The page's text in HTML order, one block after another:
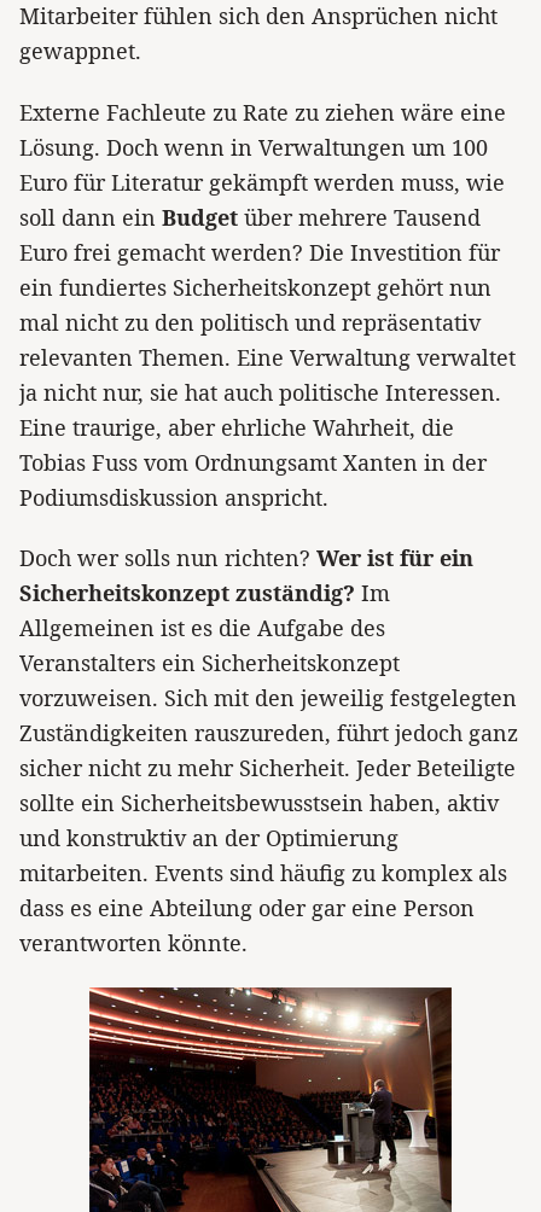
Mitarbeiter fühlen sich den Ansprüchen nicht
gewappnet.
Externe Fachleute zu Rate zu ziehen wäre eine
Lösung. Doch wenn in Verwaltungen um 100
Euro für Literatur gekämpft werden muss, wie
soll dann ein Budget über mehrere Tausend
Euro frei gemacht werden? Die Investition für
ein fundiertes Sicherheitskonzept gehört nun
mal nicht zu den politisch und repräsentativ
relevanten Themen. Eine Verwaltung verwaltet
ja nicht nur, sie hat auch politische Interessen.
Eine traurige, aber ehrliche Wahrheit, die
Tobias Fuss vom Ordnungsamt Xanten in der
Podiumsdiskussion anspricht.
Doch wer solls nun richten? Wer ist für ein
Sicherheitskonzept zuständig? Im
Allgemeinen ist es die Aufgabe des
Veranstalters ein Sicherheitskonzept
vorzuweisen. Sich mit den jeweilig festgelegten
Zuständigkeiten rauszureden, führt jedoch ganz
sicher nicht zu mehr Sicherheit. Jeder Beteiligte
sollte ein Sicherheitsbewusstsein haben, aktiv
und konstruktiv an der Optimierung
mitarbeiten. Events sind häufig zu komplex als
dass es eine Abteilung oder gar eine Person
verantworten könnte.